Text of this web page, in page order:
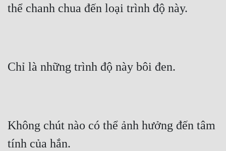
thể chanh chua đến loại trình độ này.
Chỉ là những trình độ này bôi đen.
Không chút nào có thể ảnh hưởng đến tâm
tính của hắn.